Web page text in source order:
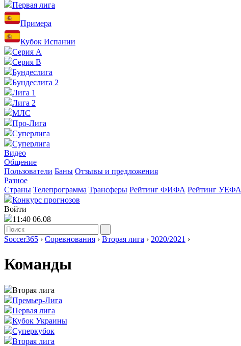
Первая лига
Примера
Кубок Испании
Серия А
Серия B
Бундеслига
Бундеслига 2
Лига 1
Лига 2
МЛС
Про-Лига
Суперлига
Суперлига
Видео
Общение
Пользователи Баны Отзывы и предложения
Разное
Страны Телепрограмма Трансферы Рейтинг ФИФА Рейтинг УЕФА
Конкурс прогнозов
Войти
11:40 06.08
Soccer365 › Соревнования › Вторая лига › 2020/2021 ›
Команды
Вторая лига
Премьер-Лига
Первая лига
Кубок Украины
Суперкубок
Вторая лига